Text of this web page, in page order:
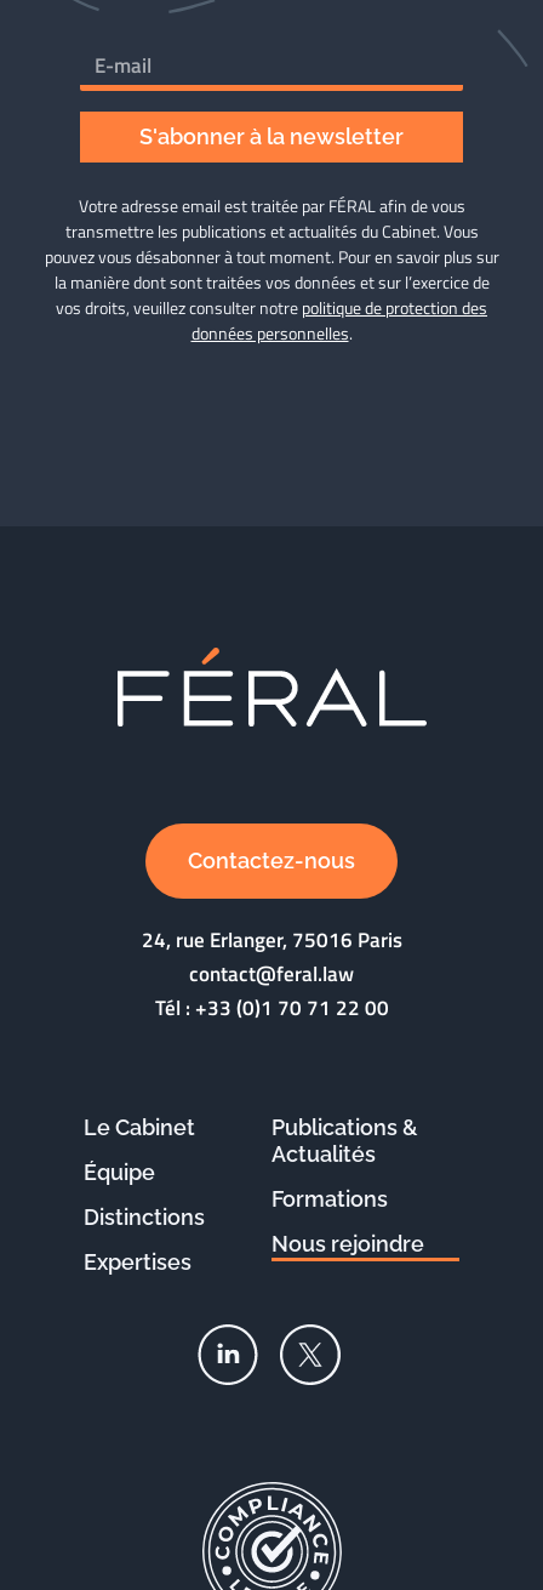
S'abonner à la newsletter
Votre adresse email est traitée par FÉRAL afin de vous
transmettre les publications et actualités du Cabinet. Vous
pouvez vous désabonner à tout moment. Pour en savoir plus sur
la manière dont sont traitées vos données et sur l’exercice de
vos droits, veuillez consulter notrepolitique de protection des
données personnelles.
Contactez-nous
24, rue Erlanger, 75016 Paris
contact@feral.law
Tél :+33 (0)1 70 71 22 00
Le Cabinet
Équipe
Distinctions
Expertises
Publications &
Actualités
Formations
Nous rejoindre